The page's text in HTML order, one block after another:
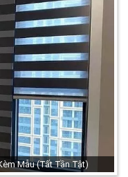
Mẫu (Tất Tần Tật)